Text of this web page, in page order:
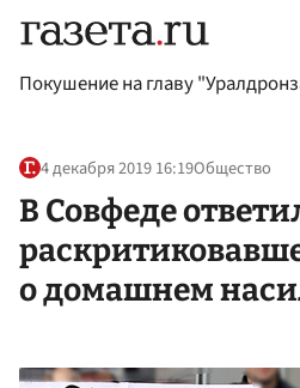
Покушение на главу
4 декабря 2019 16:19Общество
В Совфеде
о домашнем